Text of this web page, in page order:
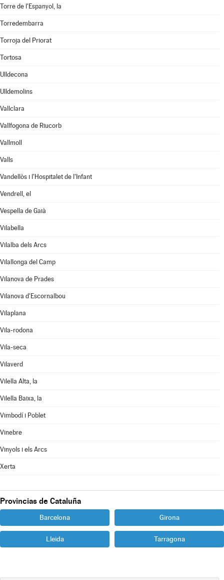
Torre de l'Espanyol, la
Torredembarra
Torroja del Priorat
Tortosa
Ulldecona
Ulldemolins
Vallclara
Vallfogona de Riucorb
Vallmoll
Valls
Vandellòs i l'Hospitalet de l'Infant
Vendrell, el
Vespella de Gaià
Vilabella
Vilalba dels Arcs
Vilallonga del Camp
Vilanova de Prades
Vilanova d'Escornalbou
Vilaplana
Vila-rodona
Vila-seca
Vilaverd
Vilella Alta, la
Vilella Baixa, la
Vimbodí i Poblet
Vinebre
Vinyols i els Arcs
Xerta
Provincias de Cataluña
Barcelona Girona
Lleida Tarragona